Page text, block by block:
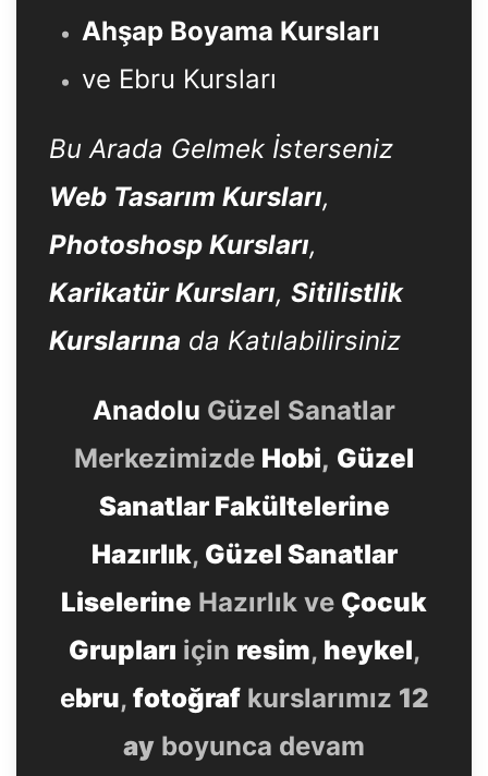
Ahşap Boyama Kursları
ve Ebru Kursları
Bu Arada Gelmek İsterseniz
Web Tasarım Kursları,
Photoshosp Kursları,
Karikatür Kursları, Sitilistlik
Kurslarına da Katılabilirsiniz
Anadolu Güzel Sanatlar
Merkezimizde Hobi, Güzel
Sanatlar Fakültelerine
Hazırlık, Güzel Sanatlar
Liselerine Hazırlık ve Çocuk
Grupları için resim, heykel,
ebru, fotoğrafkurslarımız 12
ay boyunca devam